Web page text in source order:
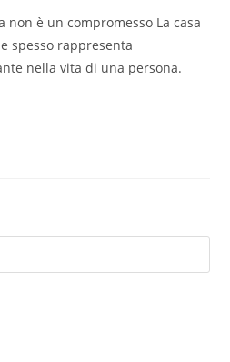
non è un compromesso La casa
spesso rappresenta
nella vita di una persona.